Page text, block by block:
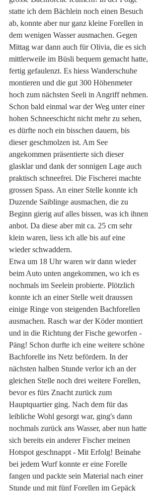
statte ich dem Bächlein noch einen Besuch
ab, konnte aber nur ganz kleine Forellen in
dem wenigen Wasser ausmachen. Gegen
Mittag war dann auch für Olivia, die es sich
mittlerweile im Büsli bequem gemacht hatte,
fertig gefaulenzt. Es hiess Wanderschuhe
montieren und die gut 300 Höhenmeter
hoch zum nächsten Seeli in Angriff nehmen.
Schon bald einmal war der Weg unter einer
hohen Schneeschicht nicht mehr zu sehen,
es dürfte noch ein bisschen dauern, bis
dieser geschmolzen ist. Am See
angekommen präsentierte sich dieser
glasklar und dank der sonnigen Lage auch
praktisch schneefrei. Die Fischerei machte
grossen Spass. An einer Stelle konnte ich
Duzende Saiblinge ausmachen, die zu
Beginn gierig auf alles bissen, was ich ihnen
anbot. Da diese aber mit ca. 25 cm sehr
klein waren, liess ich alle bis auf eine
wieder schwaddern.
Etwa um 18 Uhr waren wir dann wieder
beim Auto unten angekommen, wo ich es
nochmals im Seelein probierte. Plötzlich
konnte ich an einer Stelle weit draussen
einige Ringe von steigenden Bachforellen
ausmachen. Rasch war der Köder montiert
und in die Richtung der Fische geworfen -
Päng! Schon durfte ich eine weitere schöne
Bachforelle ins Netz befördern. In der
nächsten halben Stunde verlor ich an der
gleichen Stelle noch drei weitere Forellen,
bevor es fürs Znacht zurück zum
Hauptquartier ging. Nach dem für das
leibliche Wohl gesorgt war, ging's dann
nochmals zurück ans Wasser, aber nun hatte
sich bereits ein anderer Fischer meinen
Hotspot geschnappt - Mit Erfolg! Beinahe
bei jedem Wurf konnte er eine Forelle
fangen und packte sein Material nach einer
Stunde und mit fünf Forellen im Gepäck